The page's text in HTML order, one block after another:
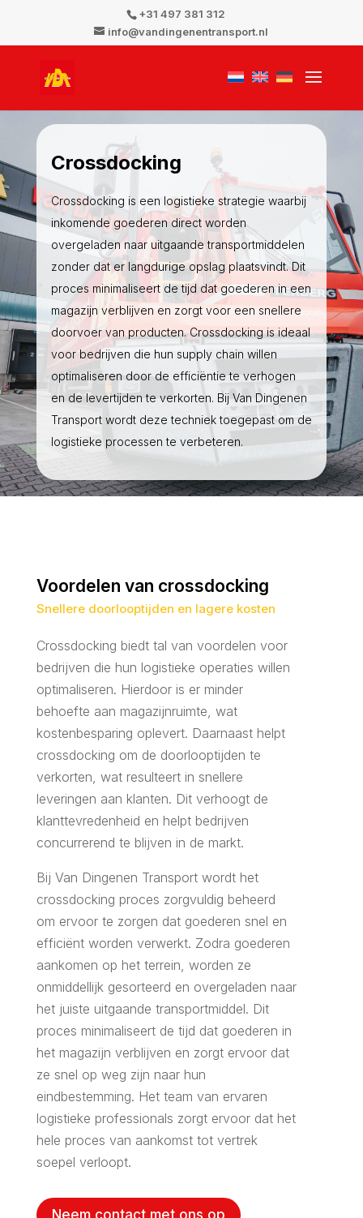
+31 497 381 312
info@vandingenentransport.nl
Crossdocking
Crossdocking is een logistieke strategie waarbij
inkomende goederen direct worden
overgeladen naar uitgaande transportmiddelen
zonder dat er langdurige opslag plaatsvindt. Dit
proces minimaliseert de tijd dat goederen in een
magazijn verblijven en zorgt voor een snellere
doorvoer van producten. Crossdocking is ideaal
voor bedrijven die hun supply chain willen
optimaliseren door de efficiëntie te verhogen
en de levertijden te verkorten. Bij Van Dingenen
Transport wordt deze techniek toegepast om de
logistieke processen te verbeteren.
Voordelen van crossdocking
Snellere doorlooptijden en lagere kosten
Crossdocking biedt tal van voordelen voor
bedrijven die hun logistieke operaties willen
optimaliseren. Hierdoor is er minder
behoefte aan magazijnruimte, wat
kostenbesparing oplevert. Daarnaast helpt
crossdocking om de doorlooptijden te
verkorten, wat resulteert in snellere
leveringen aan klanten. Dit verhoogt de
klanttevredenheid en helpt bedrijven
concurrerend te blijven in de markt.
Bij Van Dingenen Transport wordt het
crossdocking proces zorgvuldig beheerd
om ervoor te zorgen dat goederen snel en
efficiënt worden verwerkt. Zodra goederen
aankomen op het terrein, worden ze
onmiddellijk gesorteerd en overgeladen naar
het juiste uitgaande transportmiddel. Dit
proces minimaliseert de tijd dat goederen in
het magazijn verblijven en zorgt ervoor dat
ze snel op weg zijn naar hun
eindbestemming. Het team van ervaren
logistieke professionals zorgt ervoor dat het
hele proces van aankomst tot vertrek
soepel verloopt.